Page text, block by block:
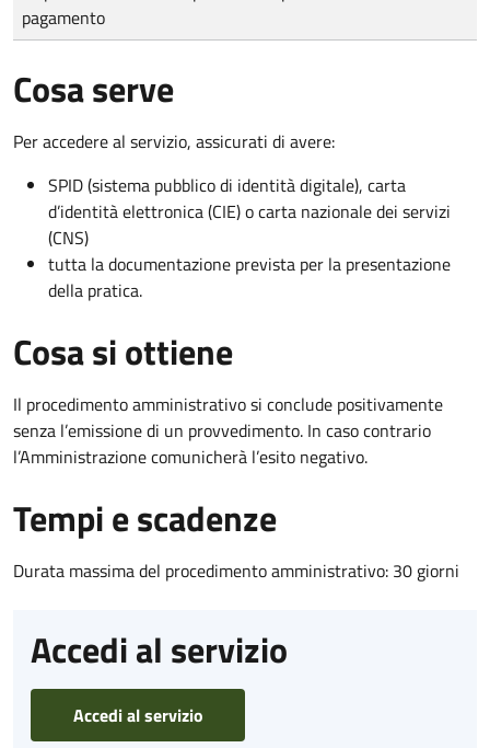
pagamento
Cosa serve
Per accedere al servizio, assicurati di avere:
SPID (sistema pubblico di identità digitale), carta
d’identità elettronica (CIE) o carta nazionale dei servizi
(CNS)
tutta la documentazione prevista per la presentazione
della pratica.
Cosa si ottiene
Il procedimento amministrativo si conclude positivamente
senza l’emissione di un provvedimento. In caso contrario
l’Amministrazione comunicherà l’esito negativo.
Tempi e scadenze
Durata massima del procedimento amministrativo: 30 giorni
Accedi al servizio
Accedi al servizio